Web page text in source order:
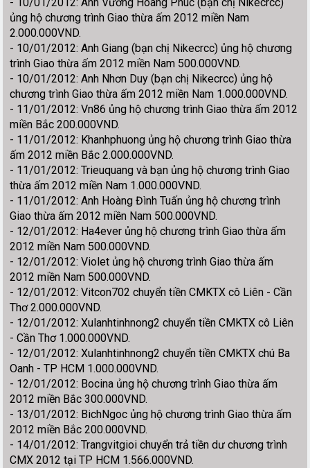
- 10/01/2012: Anh Vương Hoàng Phúc (bạn chị Nikecrcc)
ủng hộ chương trình Giao thừa ấm 2012 miền Nam
2.000.000VND.
- 10/01/2012: Anh Giang (bạn chị Nikecrcc) ủng hộ chương
trình Giao thừa ấm 2012 miền Nam 500.000VND.
- 10/01/2012: Anh Nhơn Duy (bạn chị Nikecrcc) ủng hộ
chương trình Giao thừa ấm 2012 miền Nam 1.000.000VND.
- 11/01/2012: Vn86 ủng hộ chương trình Giao thừa ấm 2012
miền Bắc 200.000VND.
- 11/01/2012: Khanhphuong ủng hộ chương trình Giao thừa
ấm 2012 miền Bắc 2.000.000VND.
- 11/01/2012: Trieuquang và bạn ủng hộ chương trình Giao
thừa ấm 2012 miền Nam 1.000.000VND.
- 11/01/2012: Anh Hoàng Đình Tuấn ủng hộ chương trình
Giao thừa ấm 2012 miền Nam 500.000VND.
- 12/01/2012: Ha4ever ủng hộ chương trình Giao thừa ấm
2012 miền Nam 500.000VND.
- 12/01/2012: Violet ủng hộ chương trình Giao thừa ấm
2012 miền Nam 500.000VND.
- 12/01/2012: Vitcon702 chuyển tiền CMKTX cô Liên - Cần
Thơ 2.000.000VND.
- 12/01/2012: Xulanhtinhnong2 chuyển tiền CMKTX cô Liên
- Cần Thơ 1.000.000VND.
- 12/01/2012: Xulanhtinhnong2 chuyển tiền CMKTX chú Ba
Oanh - TP HCM 1.000.000VND.
- 12/01/2012: Bocina ủng hộ chương trình Giao thừa ấm
2012 miền Bắc 300.000VND.
- 13/01/2012: BichNgoc ủng hộ chương trình Giao thừa ấm
2012 miền Bắc 200.000VND.
- 14/01/2012: Trangvitgioi chuyển trả tiền dư chương trình
CMX 2012 tại TP HCM 1.566.000VND.